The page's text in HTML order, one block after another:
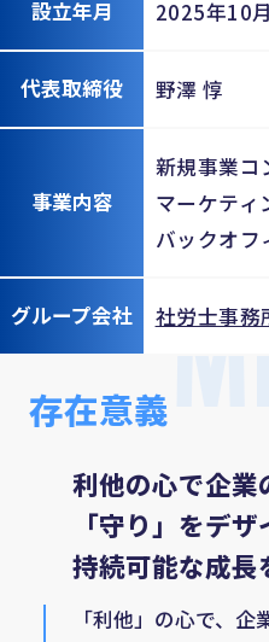
設立年月 2025年10月
代表取締役 野澤 惇
事業内容
新規事業コ
マーケティ
バックオフ
グループ会社 社労士事
存在意義
利他の心で企業
「守り」をデザ
持続可能な成長
「利他」の心で、企